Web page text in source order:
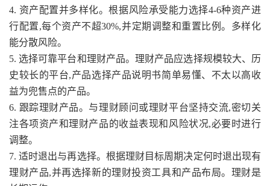
4. 资产配置并多样化。根据风险承受能力选择4-6种资产进
行配置,每个资产不超30%,并定期调整和重置比例。多样化
能分散风险。
5. 选择可靠平台和理财产品。理财产品应选择规模较大、历
史较长的平台,产品选择产品说明书简单易懂、不太以高收
益为兜售点的产品。
6. 跟踪理财产品。与理财顾问或理财平台坚持交流,密切关
注各项资产和理财产品的收益表现和风险状况,必要时进行
调整。
7. 适时退出与再选择。根据理财目标周期决定何时退出现有
理财产品,并再选择新的理财投资工具和产品布局。理财是